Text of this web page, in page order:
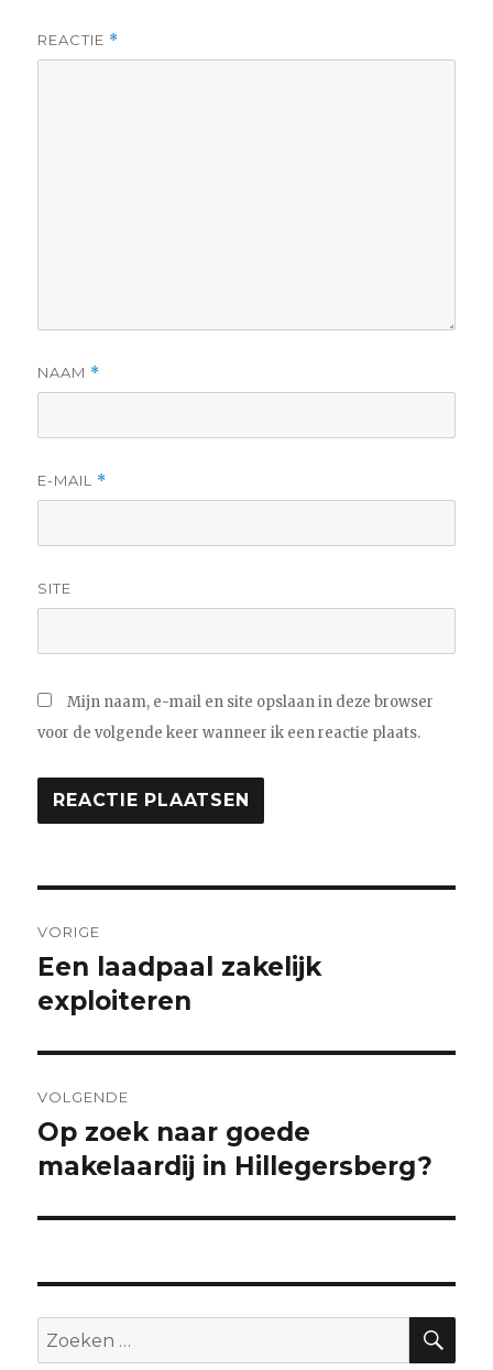
REACTIE *
NAAM *
E-MAIL *
SITE
Mijn naam, e-mail en site opslaan in deze browser
voor de volgende keer wanneer ik een reactie plaats.
navigatie
VORIGE
Vorig
bericht:
Een laadpaal zakelijk
exploiteren
VOLGENDE
Volgend
bericht:
Op zoek naar goede
makelaardij in Hillegersberg?
Zoeken
naar: